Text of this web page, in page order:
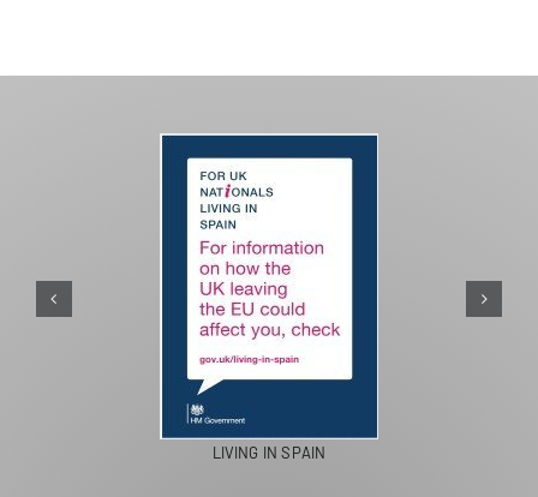
PASEOS EN CAMELLO